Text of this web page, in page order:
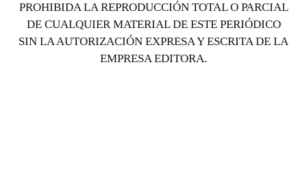
PROHIBIDA LA REPRODUCCIÓN TOTAL O PARCIAL
DE CUALQUIER MATERIAL DE ESTE PERIÓDICO
SIN LA AUTORIZACIÓN EXPRESA Y ESCRITA DE LA
EMPRESA EDITORA.